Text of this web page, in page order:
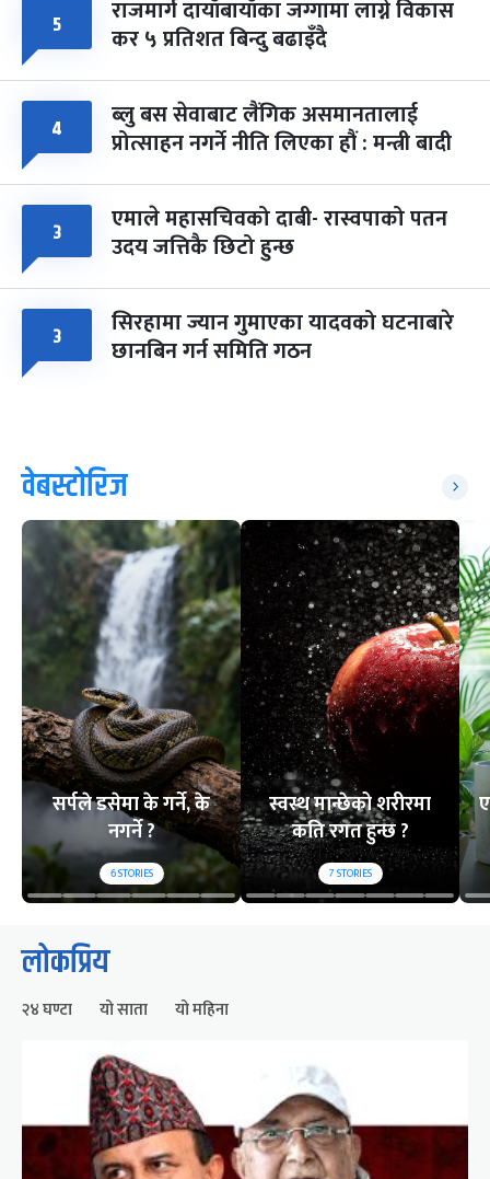
५ राजमार्ग दायाँबायाँका जग्गामा लाग्ने विकास
कर ५ प्रतिशत बिन्दु बढाइँदै
४ ब्लु बस सेवाबाट लैंगिक असमानतालाई
प्रोत्साहन नगर्ने नीति लिएका हौं : मन्त्री बादी
३ एमाले महासचिवको दाबी- रास्वपाको पतन
उदय जत्तिकै छिटो हुन्छ
३ सिरहामा ज्यान गुमाएका यादवको घटनाबारे
छानबिन गर्न समिति गठन
वेबस्टोरिज
सर्पले डसेमा के गर्ने, के
नगर्ने ?
6STORIES
स्वस्थ मान्छेको शरीरमा
कति रगत हुन्छ ?
7STORIES
लोकप्रिय
२४ घण्टा यो साता यो महिना